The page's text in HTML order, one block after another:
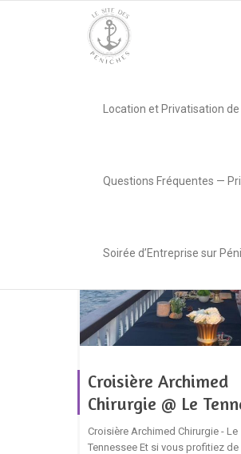
Location et Privatisation
Questions Fréquentes —
Soirée d’Entreprise sur
Croisière Archimed
Chirurgie @ Le
Croisière Archimed Chirurgie - Le
Tennessee Et si vous profitiez